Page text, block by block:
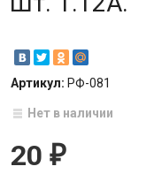
Артикул: РФ-081
Нет в наличии
20 ₽